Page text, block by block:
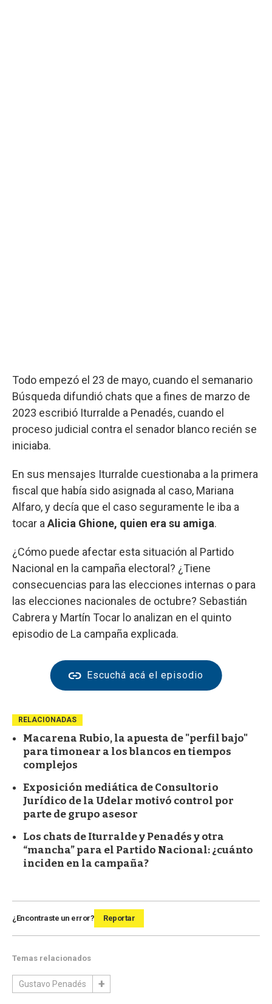
Todo empezó el 23 de mayo, cuando el semanario
Búsqueda difundió chats que a fines de marzo de
2023 escribió Iturralde a Penadés, cuando el
proceso judicial contra el senador blanco recién se
iniciaba.
En sus mensajes Iturralde cuestionaba a la primera
fiscal que había sido asignada al caso, Mariana
Alfaro, y decía que el caso seguramente le iba a
tocar a Alicia Ghione, quien era su amiga.
¿Cómo puede afectar esta situación al Partido
Nacional en la campaña electoral? ¿Tiene
consecuencias para las elecciones internas o para
las elecciones nacionales de octubre? Sebastián
Cabrera y Martín Tocar lo analizan en el quinto
episodio de La campaña explicada.
Escuchá acá el episodio
RELACIONADAS
Macarena Rubio, la apuesta de "perfil bajo"
para timonear a los blancos en tiempos
complejos
Exposición mediática de Consultorio
Jurídico de la Udelar motivó control por
parte de grupo asesor
Los chats de Iturralde y Penadés y otra
“mancha” para el Partido Nacional: ¿cuánto
inciden en la campaña?
¿Encontraste un error? Reportar
Temas relacionados
Gustavo Penadés